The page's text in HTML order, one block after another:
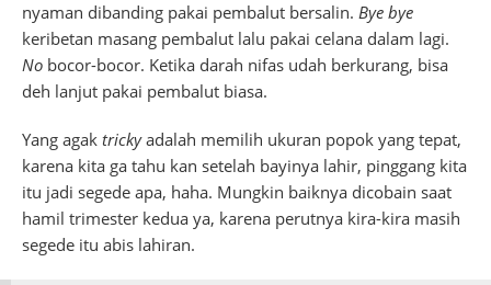
nyaman dibanding pakai pembalut bersalin. Bye bye
keribetan masang pembalut lalu pakai celana dalam lagi.
No bocor-bocor. Ketika darah nifas udah berkurang, bisa
deh lanjut pakai pembalut biasa.
Yang agak trickyadalah memilih ukuran popok yang tepat,
karena kita ga tahu kan setelah bayinya lahir, pinggang kita
itu jadi segede apa, haha. Mungkin baiknya dicobain saat
hamil trimester kedua ya, karena perutnya kira-kira masih
segede itu abis lahiran.